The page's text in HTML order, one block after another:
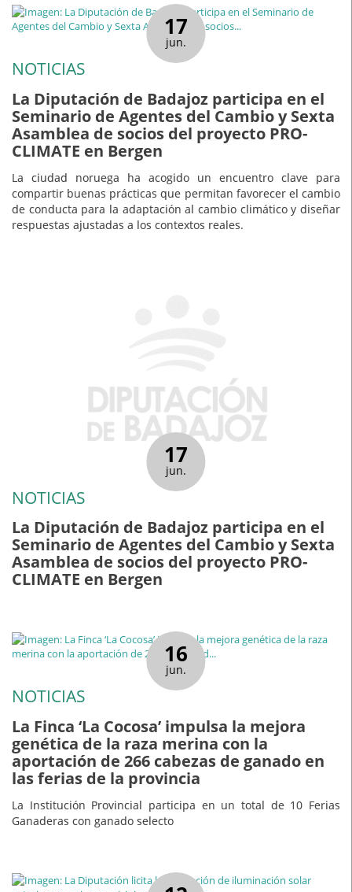
17
jun.
NOTICIAS
La Diputación de Badajoz participa en el
Seminario de Agentes del Cambio y Sexta
Asamblea de socios del proyecto PRO-
CLIMATE en Bergen
La ciudad noruega ha acogido un encuentro clave para
compartir buenas prácticas que permitan favorecer el cambio
de conducta para la adaptación al cambio climático y diseñar
respuestas ajustadas a los contextos reales.
17
jun.
NOTICIAS
La Diputación de Badajoz participa en el
Seminario de Agentes del Cambio y Sexta
Asamblea de socios del proyecto PRO-
CLIMATE en Bergen
16
jun.
NOTICIAS
La Finca ‘La Cocosa’ impulsa la mejora
genética de la raza merina con la
aportación de 266 cabezas de ganado en
las ferias de la provincia
La Institución Provincial participa en un total de 10 Ferias
Ganaderas con ganado selecto